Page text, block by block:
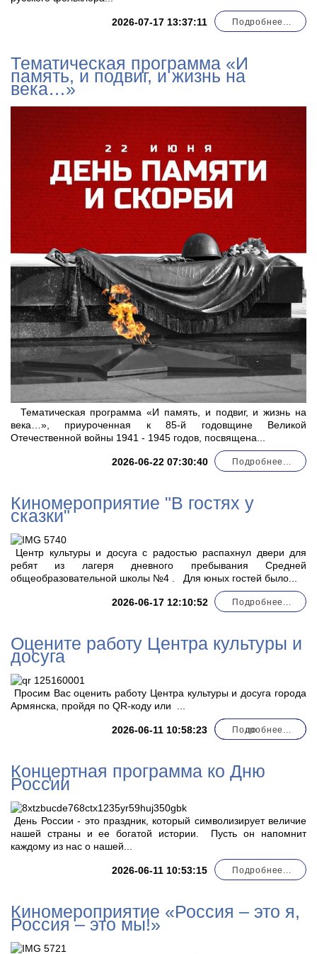
2026-07-17 13:37:11 Подробнее...
Тематическая программа «И
память, и подвиг, и жизнь на
века…»
2026-06-22 07:30:40
Тематическая программа «И память, и подвиг, и жизнь на
века…», приуроченная к 85-й годовщине Великой
Отечественной войны 1941 - 1945 годов, посвящена...
Подробнее...
Киномероприятие "В гостях у
сказки"
2026-06-17 12:10:52
Центр культуры и досуга с радостью распахнул двери для
ребят из лагеря дневного пребывания Средней
общеобразовательной школы №4 . Для юных гостей было...
Подробнее...
Оцените работу Центра культуры и
досуга
2026-06-11 10:58:23
Просим Вас оценить работу Центра культуры и досуга города
Армянска, пройдя по QR-коду или
по
Подробнее...
Концертная программа ко Дню
России
2026-06-11 10:53:15
День России - это праздник, который символизирует величие
нашей страны и ее богатой истории. Пусть он напомнит
каждому из нас о нашей...
Подробнее...
Киномероприятие «Россия – это я,
Россия – это мы!»